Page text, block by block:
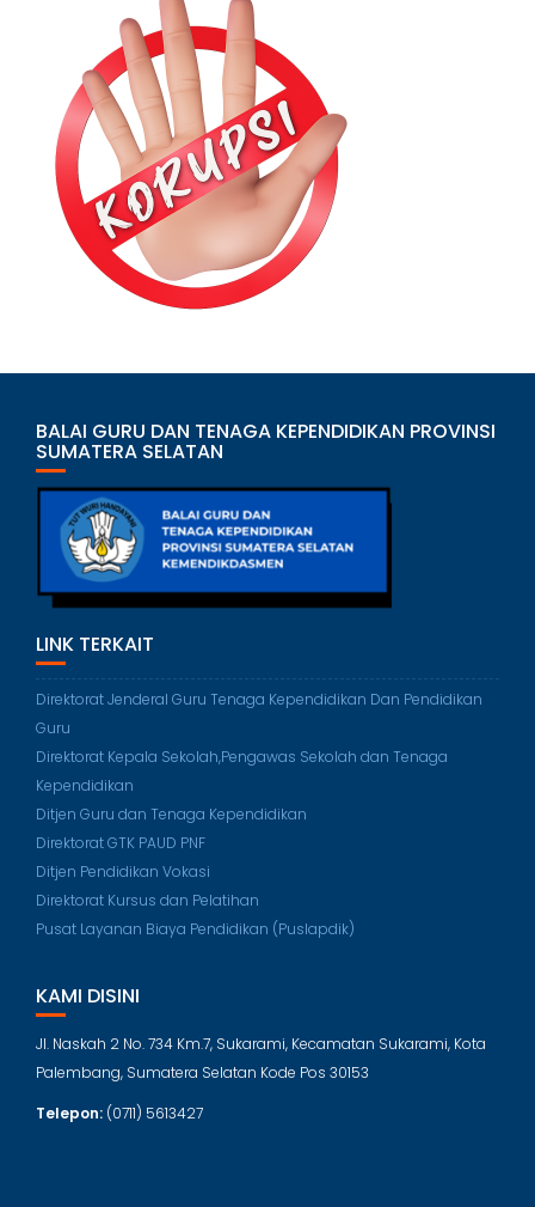
BALAI GURU DAN TENAGA KEPENDIDIKAN PROVINSI
SUMATERA SELATAN
LINK TERKAIT
Direktorat Jenderal Guru Tenaga Kependidikan Dan Pendidikan
Guru
Direktorat Kepala Sekolah,Pengawas Sekolah dan Tenaga
Kependidikan
Ditjen Guru dan Tenaga Kependidikan
Direktorat GTK PAUD PNF
Ditjen Pendidikan Vokasi
Direktorat Kursus dan Pelatihan
Pusat Layanan Biaya Pendidikan (Puslapdik)
KAMI DISINI
Jl. Naskah 2 No. 734 Km.7, Sukarami, Kecamatan Sukarami, Kota
Palembang, Sumatera Selatan Kode Pos 30153
Telepon: (0711) 5613427